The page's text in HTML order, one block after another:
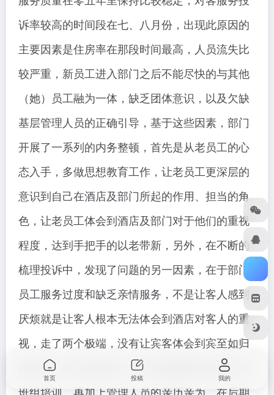
诉率较高的时间段在七、八月份，出现此原因的
主要因素是住房率在那段时间最高，人员流失比
较严重，新员工进入部门之后不能尽快的与其他
（她）员工融为一体，缺乏团体意识，以及欠缺
基层管理人员的正确引导，基于这些因素，部门
开展了一系列的内务整顿，首先是从老员工的心
态入手，多做思想教育工作，让老员工更深层的
意识到自己在酒店及部门所起的作用、担当的角
色，让老员工体会到酒店及部门对于他们的重视
程度，达到手把手的以老带新，另外，在不断的
梳理投诉中，发现了问题的另一因素，在于部门
员工服务过度和缺乏亲情服务，不是让客人感到
厌烦就是让客人根本无法体会到酒店对客人的重
视，走了两个极端，没有让宾客体会到宾至如归
的感觉，部门就开展了一系列的趣味性的部门及
班组培训，再加上管理人员的亲历亲为，在后期
首页 投稿 我的